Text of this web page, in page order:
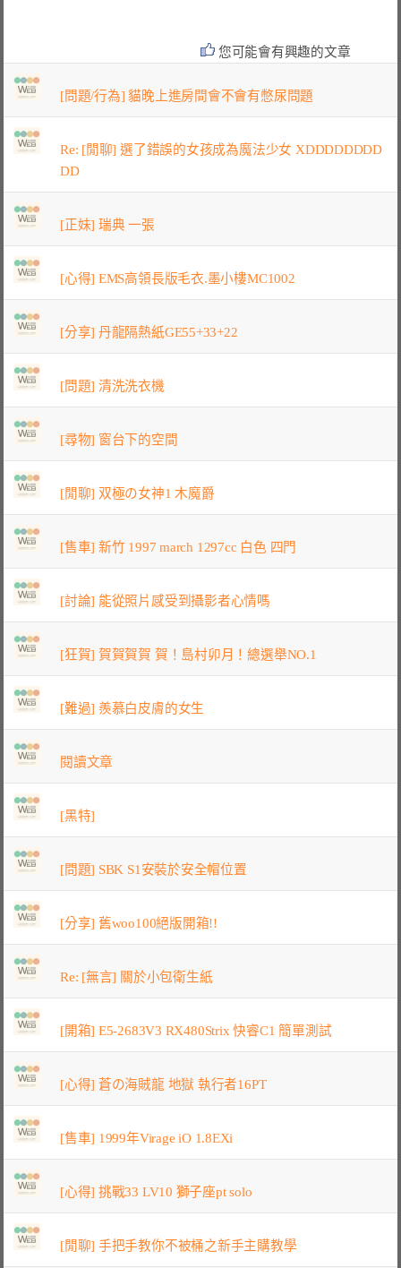
您可能會有興趣的文章
[問題/行為] 貓晚上進房間會不會有憋尿問題
Re: [閒聊] 選了錯誤的女孩成為魔法少女 XDDDDDDDD
DD
[正妹] 瑞典 一張
[心得] EMS高領長版毛衣.墨小樓MC1002
[分享] 丹龍隔熱紙GE55+33+22
[問題] 清洗洗衣機
[尋物] 窗台下的空間
[閒聊] 双極の女神1 木魔爵
[售車] 新竹 1997 march 1297cc 白色 四門
[討論] 能從照片感受到攝影者心情嗎
[狂賀] 賀賀賀賀 賀！島村卯月！總選舉NO.1
[難過] 羨慕白皮膚的女生
閱讀文章
[黑特]
[問題] SBK S1安裝於安全帽位置
[分享] 舊woo100絕版開箱!!
Re: [無言] 關於小包衛生紙
[開箱] E5-2683V3 RX480Strix 快睿C1 簡單測試
[心得] 蒼の海賊龍 地獄 執行者16PT
[售車] 1999年Virage iO 1.8EXi
[心得] 挑戰33 LV10 獅子座pt solo
[閒聊] 手把手教你不被桶之新手主購教學